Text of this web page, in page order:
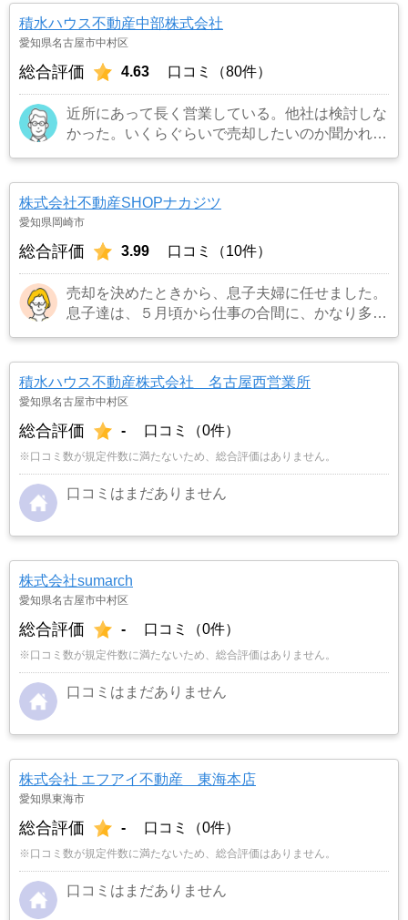
積水ハウス不動産中部株式会社
愛知県名古屋市中村区
総合評価 4.63 口コミ（80件）
近所にあって長く営業している。他社は検討しな
かった。いくらぐらいで売却したいのか聞かれた
でその場で即決した。
株式会社不動産SHOPナカジツ
愛知県岡崎市
総合評価 3.99 口コミ（10件）
売却を決めたときから、息子夫婦に任せました。
息子達は、５月頃から仕事の合間に、かなり多く
も考えて、こちらの立場に立って考えてくれる
「ナカジツ」に決めました。…もっと見る
積水ハウス不動産株式会社 名古屋西営業所
愛知県名古屋市中村区
総合評価 - 口コミ（0件）
※口コミ数が規定件数に満たないため、総合評価はありません。
口コミはまだありません
株式会社sumarch
愛知県名古屋市中村区
総合評価 - 口コミ（0件）
※口コミ数が規定件数に満たないため、総合評価はありません。
口コミはまだありません
株式会社 エフアイ不動産 東海本店
愛知県東海市
総合評価 - 口コミ（0件）
※口コミ数が規定件数に満たないため、総合評価はありません。
口コミはまだありません